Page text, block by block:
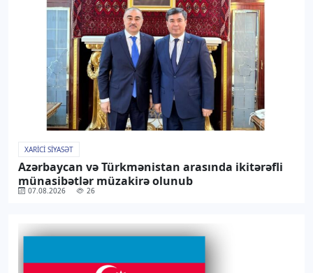
XARICI SIYASƏT
Azərbaycan və Türkmənistan arasında ikitərəfli
münasibətlər müzakirə olunub
07.08.2026 26